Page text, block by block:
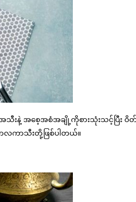
အသီးနဲ့ အစေ့အစံအချို့ကိုစားသုံးသင့်ပြီး ဝိ
လကာသီးတို့ဖြစ်ပါတယ်။